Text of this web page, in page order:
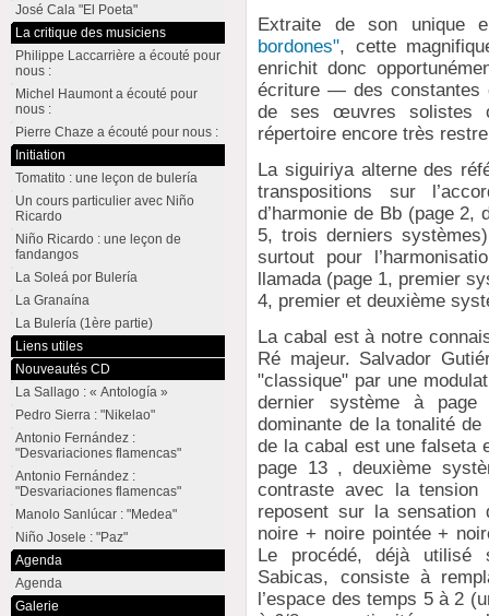
Extraite de son unique
bordones", cette
enrichit donc
écriture — des constantes
de ses œuvres solistes
répertoire encore très
La siguiriya alterne des
transpositions sur
d’harmonie de Bb (page
5, trois derniers
surtout pour
llamada (page 1, premier
4, premier et deuxième
La cabal est à notre
Ré majeur. Salvador
"classique" par une
dernier système à
dominante de la tonalité de
de la cabal est une falseta
page 13 , deuxième
contraste avec la
reposent sur la sensation
noire + noire pointée +
Le procédé, déjà utilisé
Sabicas, consiste à
l’espace des temps 5 à 2
José Cala "El Poeta"
La critique des musiciens
Philippe Laccarrière a écouté pour
nous :
Michel Haumont a écouté pour
nous :
Pierre Chaze a écouté pour nous :
Initiation
Tomatito : une leçon de bulería
Un cours particulier avec Niño
Ricardo
Niño Ricardo : une leçon de
fandangos
La Soleá por Bulería
La Granaína
La Bulería (1ère partie)
Liens utiles
Nouveautés CD
La Sallago : « Antología »
Pedro Sierra : "Nikelao"
Antonio Fernández :
"Desvariaciones flamencas"
Antonio Fernández :
"Desvariaciones flamencas"
Manolo Sanlúcar : "Medea"
Niño Josele : "Paz"
Agenda
Agenda
Galerie